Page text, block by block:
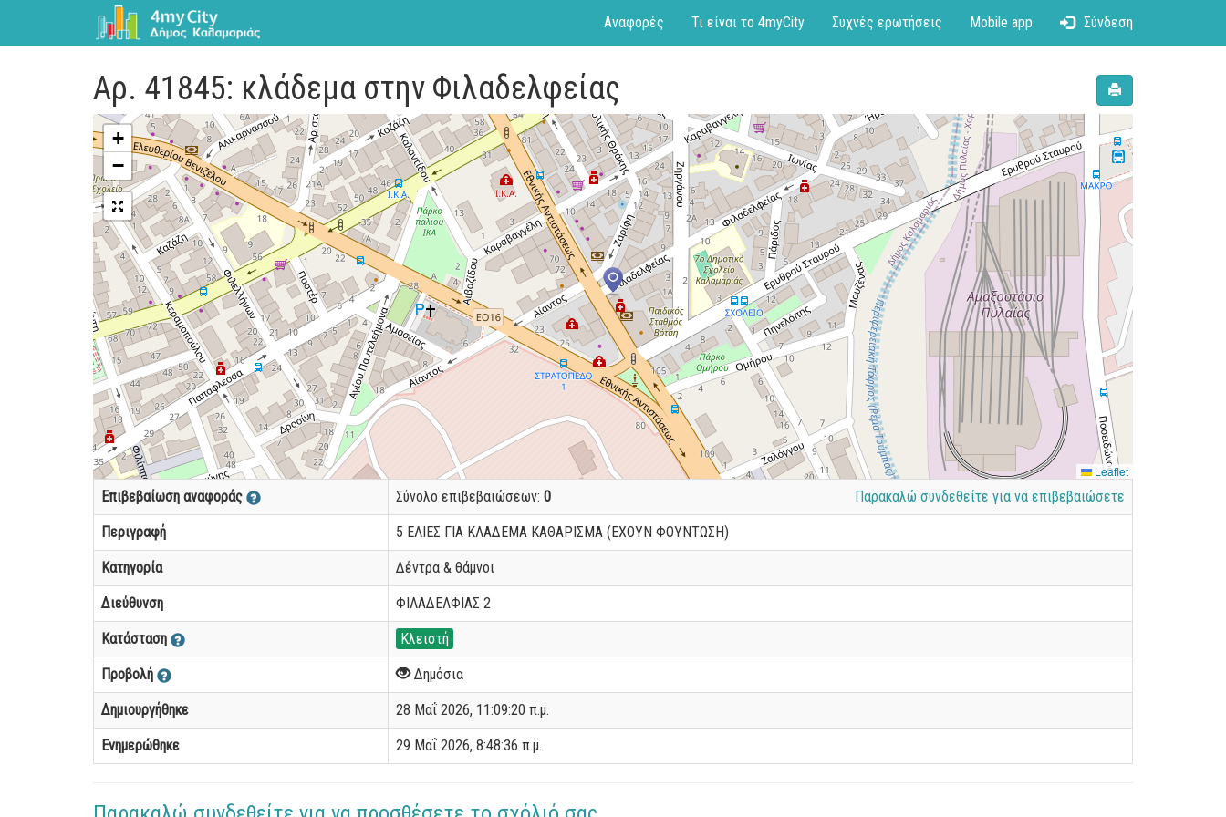
Αναφορές Τι είναι το 4myCity Συχνές ερωτήσεις Mobile app Σύνδεση
Αρ. 41845: κλάδεμα στην Φιλαδελφείας
+
−
Leaflet
Επιβεβαίωση αναφοράς Σύνολο επιβεβαιώσεων: 0 Παρακαλώ συνδεθείτε για να επιβεβαιώσετε
Περιγραφή 5 ΕΛΙΕΣ ΓΙΑ ΚΛΑΔΕΜΑ ΚΑΘΑΡΙΣΜΑ (ΕΧΟΥΝ ΦΟΥΝΤΩΣΗ)
Κατηγορία Δέντρα & θάμνοι
Διεύθυνση ΦΙΛΑΔΕΛΦΙΑΣ 2
Κατάσταση Κλειστή
Προβολή Δημόσια
Δημιουργήθηκε 28 Μαΐ 2026, 11:09:20 π.μ.
Ενημερώθηκε 29 Μαΐ 2026, 8:48:36 π.μ.